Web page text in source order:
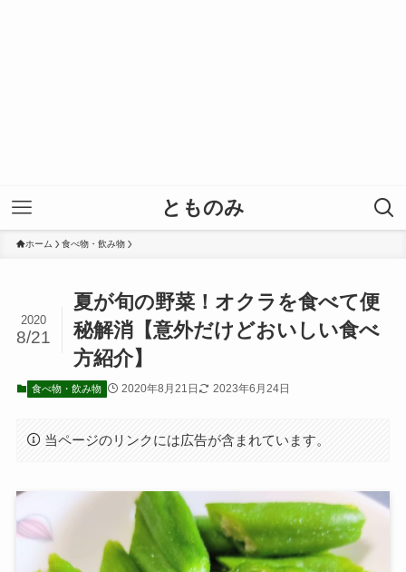
とものみ
ホーム 食べ物・飲み物
夏が旬の野菜！オクラを食べて便
秘解消【意外だけどおいしい食べ
方紹介】
2020
8/21
食べ物・飲み物 2020年8月21日 2023年6月24日
当ページのリンクには広告が含まれています。